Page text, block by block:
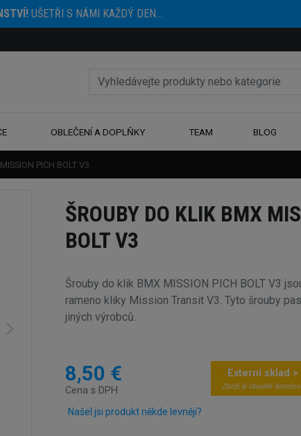
UŠETŘI S NÁMI KAŽDÝ DEN...
OBLEČENÍ A DOPLŇKY TEAM BLOG
PICH BOLT V3
ŠROUBY DO KLIK BMX
BOLT V3
Šrouby do klik BMX MISSION PICH BOLT V3
rameno kliky Mission Transit V3. Tyto šrouby
jiných výrobců.
8,50 €
Cena s DPH
Externí sklad >
Zboží je obvykle
Našel jsi produkt někde levněji?